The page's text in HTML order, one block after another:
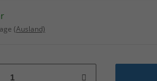
(Ausland)